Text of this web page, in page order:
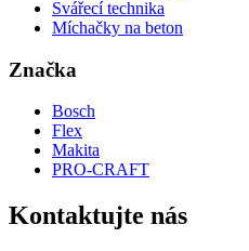
Svářecí technika
Míchačky na beton
Značka
Bosch
Flex
Makita
PRO-CRAFT
Kontaktujte nás